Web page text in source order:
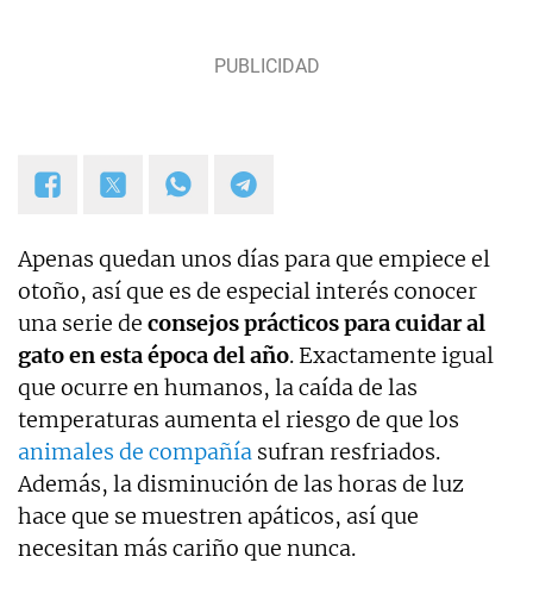
Apenas quedan unos días para que empiece el
otoño, así que es de especial interés conocer
una serie de consejos prácticos para cuidar al
gato en esta época del año. Exactamente igual
que ocurre en humanos, la caída de las
temperaturas aumenta el riesgo de que los
animales de compañía sufran resfriados.
Además, la disminución de las horas de luz
hace que se muestren apáticos, así que
necesitan más cariño que nunca.